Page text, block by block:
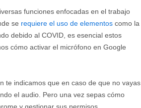
funciones enfocadas en el trabajo
se requiere el uso de elementos como la
debido al COVID, es esencial estos
cómo activar el micrófono en Google
te indicamos que en caso de que no vayas
el audio. Pero una vez sepas cómo